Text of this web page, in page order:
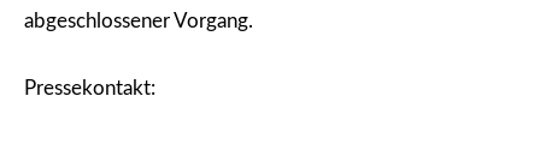
abgeschlossener Vorgang.
Pressekontakt: